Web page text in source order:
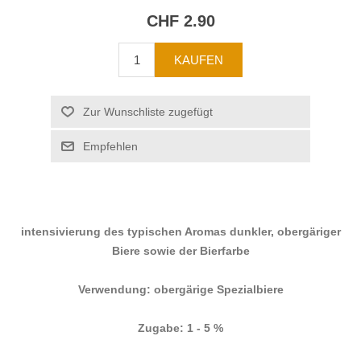
CHF 2.90
intensivierung des typischen Aromas dunkler, obergäriger
Biere sowie der Bierfarbe
Verwendung: obergärige Spezialbiere
Zugabe: 1 - 5 %